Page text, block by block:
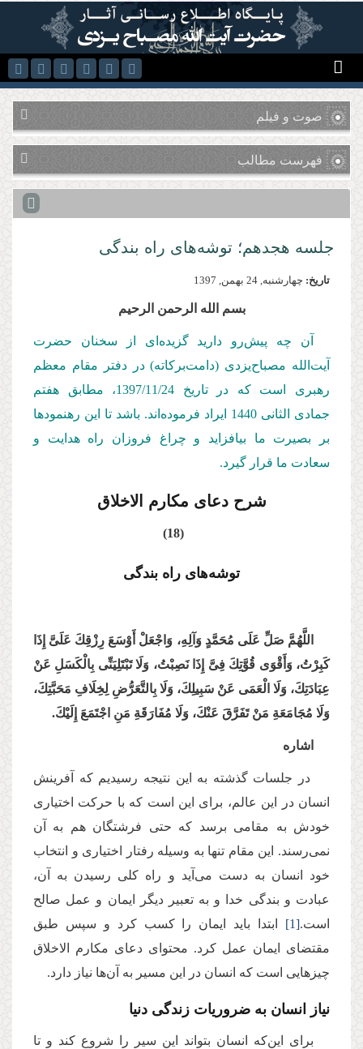
رفتن به محتوای اصلی
صوت و فیلم
فهرست مطالب
جلسه هجدهم؛ توشه‌های راه بندگی
تاریخ: چهارشنبه, 24 بهمن, 1397
بسم الله الرحمن الرحیم
آن چه پیش‌رو دارید گزیده‌ای از سخنان حضرت
آیت‌الله مصباح‌یزدی (دامت‌بركاته) در دفتر مقام معظم
رهبری است كه در تاریخ 1397/11/ 24
، مطابق هفتم
جمادی الثانی 1440 ایراد فرموده‌اند. باشد تا این رهنمودها
بر بصیرت ما بیافزاید و چراغ فروزان راه هدایت و
سعادت ما قرار گیرد.
شرح دعای مکارم الاخلاق
(18)
توشه‌های راه بندگی
اللَّهُمَّ صَلِّ عَلَى مُحَمَّدٍ وَآلِهِ، وَاجْعَلْ أَوْسَعَ رِزْقِكَ عَلَیَّ إِذَا
كَبِرْتُ، وَأَقْوَى قُوَّتِكَ فِیَّ إِذَا نَصِبْتُ، وَلَا تَبْتَلِیَنِّی بِالْكَسَلِ عَنْ
عِبَادَتِكَ، وَلَا الْعَمَى عَنْ سَبِیلِكَ، وَلَا بِالتَّعَرُّضِ لِخِلَافِ مَحَبَّتِكَ،
وَلَا مُجَامَعَةِ مَنْ تَفَرَّقَ عَنْكَ، وَلَا مُفَارَقَةِ مَنِ اجْتَمَعَ إِلَیْكَ.
اشاره
در جلسات گذشته به این نتیجه رسیدیم که آفرینش
انسان در این عالم، برای این است که با حرکت اختیاری
خودش به مقامی برسد که حتی فرشتگان هم به آن‌
نمی‌رسند. این مقام تنها به وسیله رفتار اختیاری و انتخاب
خود انسان‌ به دست می‌آید و راه کلی رسیدن به آن،
عبادت و بندگی خدا و به تعبیر دیگر ایمان و عمل صالح
است.[1] ابتدا باید ایمان را کسب کرد و سپس طبق
مقتضای ایمان عمل کرد. محتوای دعای مکارم الاخلاق
چیزهایی است که انسان در این مسیر به آن‌ها نیاز دارد.
نیاز انسان به ضروریات زندگی دنیا
برای این‌که انسان بتواند این سیر را شروع کند و تا